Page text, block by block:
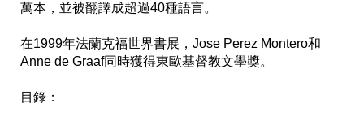
萬本，並被翻譯成超過40種語言。
在1999年法蘭克福世界書展，Jose Perez Montero和
Anne de Graaf同時獲得東歐基督教文學獎。
目錄：